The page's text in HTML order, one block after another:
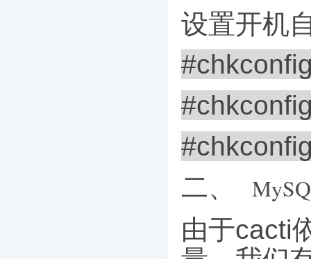
设置开机
二、
由于cacti